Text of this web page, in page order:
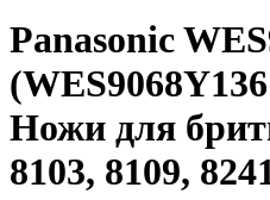
Panasonic
Ножи для
8103, 8109,